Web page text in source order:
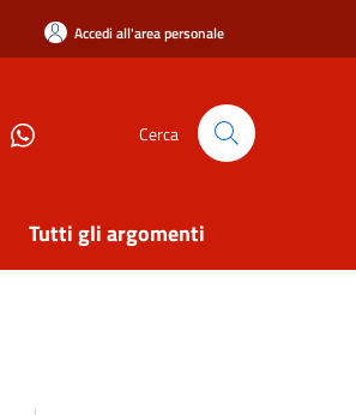
Accedi all'area personale
Cerca
Tutti gli argomenti